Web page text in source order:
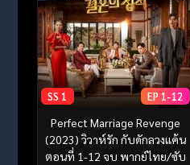
SS 1 EP 1-12
Perfect Marriage Revenge
(2023) วิวาห์รัก กับดักลวงแค้น
ตอนที่ 1-12 จบ พากย์ไทย/ซับ